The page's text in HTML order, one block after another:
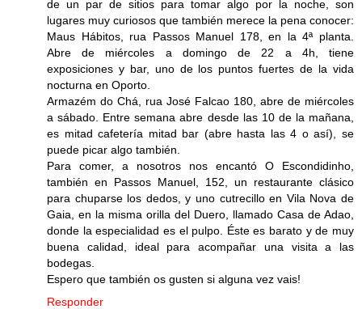
de un par de sitios para tomar algo por la noche, son
lugares muy curiosos que también merece la pena conocer:
Maus Hábitos, rua Passos Manuel 178, en la 4ª planta.
Abre de miércoles a domingo de 22 a 4h, tiene
exposiciones y bar, uno de los puntos fuertes de la vida
nocturna en Oporto.
Armazém do Chá, rua José Falcao 180, abre de miércoles
a sábado. Entre semana abre desde las 10 de la mañana,
es mitad cafetería mitad bar (abre hasta las 4 o así), se
puede picar algo también.
Para comer, a nosotros nos encantó O Escondidinho,
también en Passos Manuel, 152, un restaurante clásico
para chuparse los dedos, y uno cutrecillo en Vila Nova de
Gaia, en la misma orilla del Duero, llamado Casa de Adao,
donde la especialidad es el pulpo. Éste es barato y de muy
buena calidad, ideal para acompañar una visita a las
bodegas.
Espero que también os gusten si alguna vez vais!
Responder